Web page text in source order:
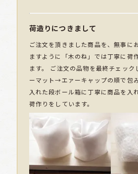
荷造りにつきまして
ご注文を頂きました商品を、無事に
ますように「木のね」では丁寧に荷
ます。 ご注文の品物を最終チェッ
ーマット→エァーキャップの順で包
入れた段ボール箱に丁寧に商品を入
荷作りをしています。